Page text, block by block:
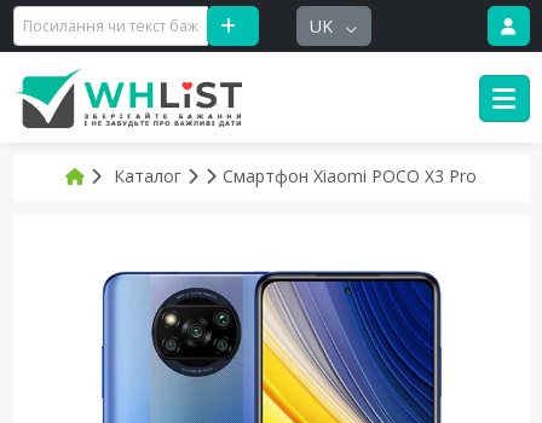
UK
Каталог Смартфон Xiaomi POCO X3 Pro